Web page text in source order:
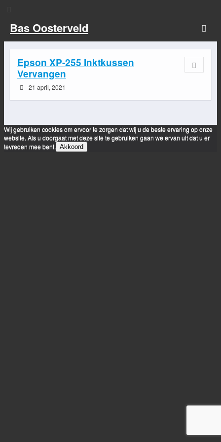
Bas Oosterveld
Epson XP-255 Inktkussen
Vervangen
21 april, 2021
Wij gebruiken cookies om ervoor te zorgen dat wij u de beste ervaring op onze
website. Als u doorgaat met deze site te gebruiken gaan we ervan uit dat u er
tevreden mee bent. Akkoord